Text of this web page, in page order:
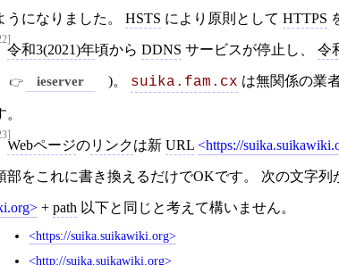
うになりました。 HSTS により原則として HTTPS
令和3(2021)年頃から DDNS サービスが停止し、 令
ieserver )。 suika.fam.cx は無関係の業
。
Webページのリンクは新 URL https://
部をこれに書き換えるだけでOKです。 次の文字列
+ path 以下と同じと考えて構いません。
https://suika.suikawiki.org
http://suika.suikawiki.org